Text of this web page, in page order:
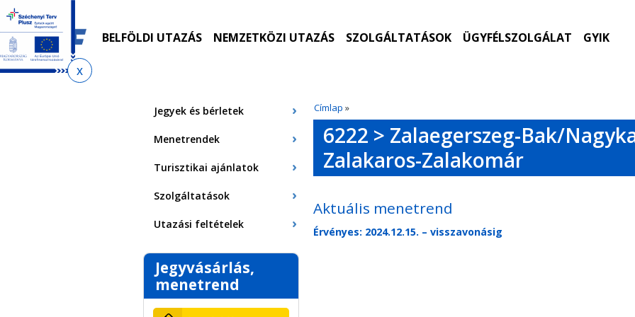
Ugrás
menetrendkeresőhöz
Ugrás
az
almenühöz
Ugrás
tartalomra
Ugrás
az
oldaltérképre
BELFÖLDI UTAZÁS NEMZETKÖZI UTAZÁS SZOLGÁLTATÁSOK ÜGYFÉLSZOLGÁLAT GYIK
Címlap »
Jegyek és bérletek
Menetrendek
Turisztikai ajánlatok
Szolgáltatások
Utazási feltételek
Jegyvásárlás,
menetrend
6222 > Zalaegerszeg-Bak/
Zalakaros-Zalakomár
Aktuális menetrend
Érvényes: 2024.12.15. – visszavonásig